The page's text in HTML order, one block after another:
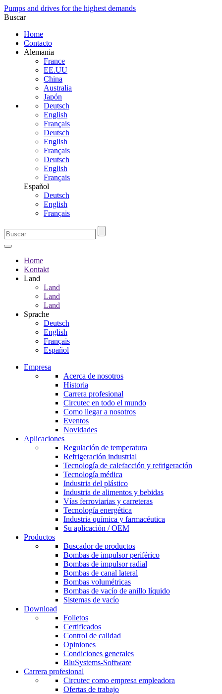
Pumps and drives for the highest demands
Buscar
Home
Contacto
Alemania
France
EE.UU
China
Australia
Japón
Deutsch
English
Français
Deutsch
English
Français
Deutsch
English
Français
Español
Deutsch
English
Français
Home
Kontakt
Land
Land
Land
Land
Sprache
Deutsch
English
Français
Español
Empresa
Acerca de nosotros
Historia
Carrera profesional
Circutec en todo el mundo
Como llegar a nosotros
Eventos
Novidades
Aplicaciones
Regulación de temperatura
Refrigeración industrial
Tecnología de calefacción y refrigeración
Tecnología médica
Industria del plástico
Industria de alimentos y bebidas
Vías ferroviarias y carreteras
Tecnología energética
Industria química y farmacéutica
Su aplicación / OEM
Productos
Buscador de productos
Bombas de impulsor periférico
Bombas de impulsor radial
Bombas de canal lateral
Bombas volumétricas
Bombas de vacío de anillo líquido
Sistemas de vacío
Download
Folletos
Certificados
Control de calidad
Opiniones
Condiciones generales
BluSystems-Software
Carrera profesional
Circutec como empresa empleadora
Ofertas de trabajo